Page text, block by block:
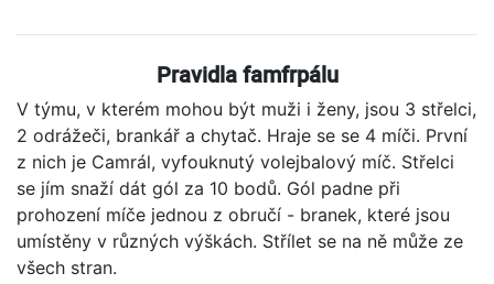
Pravidla famfrpálu
V týmu, v kterém mohou být muži i ženy, jsou 3 střelci,
2 odrážeči, brankář a chytač. Hraje se se 4 míči. První
z nich je Camrál, vyfouknutý volejbalový míč. Střelci
se jím snaží dát gól za 10 bodů. Gól padne při
prohození míče jednou z obručí - branek, které jsou
umístěny v různých výškách. Střílet se na ně může ze
všech stran.